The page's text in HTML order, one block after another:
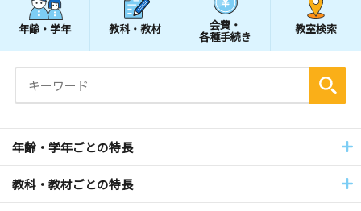
年齢・学年 教科・教材 会費・
各種手続き
教室検索
年齢・学年ごとの特長
教科・教材ごとの特長